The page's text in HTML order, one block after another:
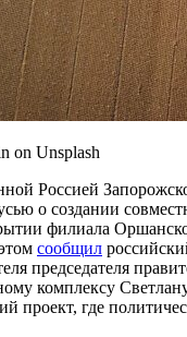
on Unsplash
Россией
о создании
филиала
сообщил
председателя
комплексу
проект, где